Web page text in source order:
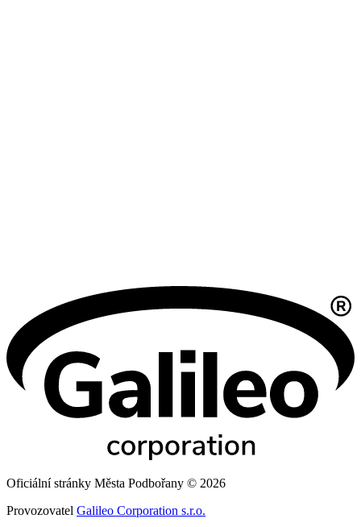
Oficiální stránky Města Podbořany © 2026
Provozovatel Galileo Corporation s.r.o.